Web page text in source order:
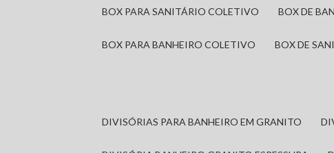
BOX PARA SANITÁRIO COLETIVO BOX DE
BOX PARA BANHEIRO COLETIVO BOX DE
DIVISÓRIAS PARA BANHEIRO EM GRANITO